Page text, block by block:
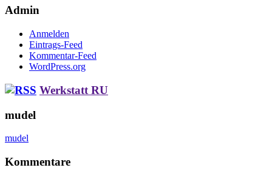
Admin
Anmelden
Eintrags-Feed
Kommentar-Feed
WordPress.org
Werkstatt RU
mudel
mudel
Kommentare